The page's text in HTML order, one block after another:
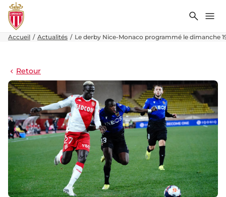
Accueil Actualités Le derby Nice-Monaco programmé le dimanche
Retour